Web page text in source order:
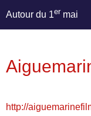
Autour du 1er mai
http://